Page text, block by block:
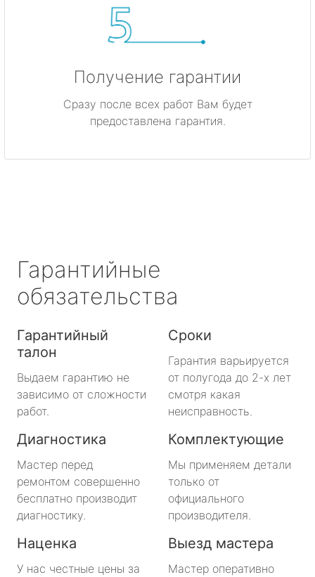
Получение гарантии
Сразу после всех работ Вам будет
предоставлена гарантия.
Гарантийные
обязательства
Гарантийный
талон
Выдаем гарантию не
зависимо от сложности
работ.
Сроки
Гарантия варьируется
от полугода до 2-х лет
смотря какая
неисправность.
Диагностика
Мастер перед
ремонтом совершенно
бесплатно производит
диагностику.
Комплектующие
Мы применяем детали
только от
официального
производителя.
Наценка
У нас честные цены за
Выезд мастера
Мастер оперативно